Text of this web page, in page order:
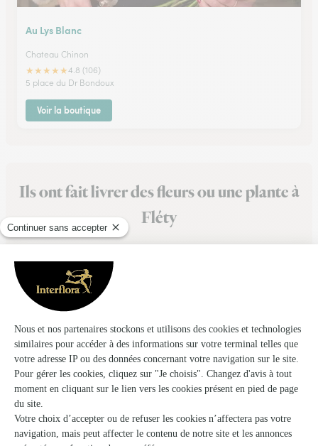
Au Lys Blanc
Chateau Chinon
★★★★★4.8 (106)
5 place du Dr Bondoux
Voir la boutique
Ils ont fait livrer des fleurs ou une plante à
Fléty
★ ★ ★
Service sérieux
Rien a dire sérieux
02/02/2026
★ ★ ★ ★ ★
Beaucoup de choix
Beaucoup de choix, présentation claire….